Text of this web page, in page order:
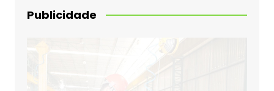
Publicidade